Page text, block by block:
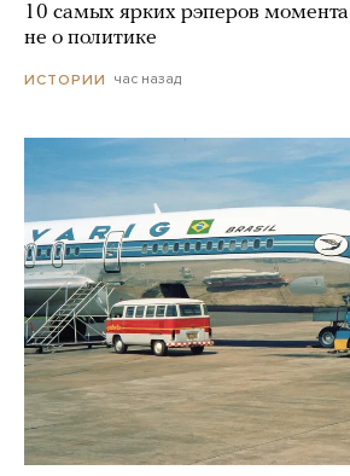
10 самых ярких рэперов
не о политике
ИСТОРИИ час назад